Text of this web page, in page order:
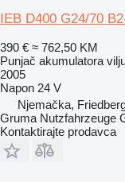
IEB D400 G24/70
390 € ≈ 762,50 KM
Punjač akumulatora
2005
Napon 24 V
Njemačka,
Gruma Nutzfahrzeuge
Kontaktirajte prodavca